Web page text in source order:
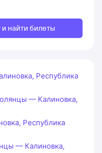
найти билеты
Республика
— Калиновка,
Республика
— Калиновка,